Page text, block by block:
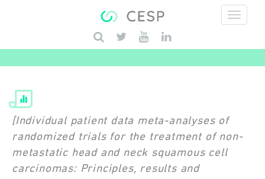
Saisissez vos mots-clés
[Individual patient data meta-analyses of
randomized trials for the treatment of non-
metastatic head and neck squamous cell
carcinomas: Principles, results and